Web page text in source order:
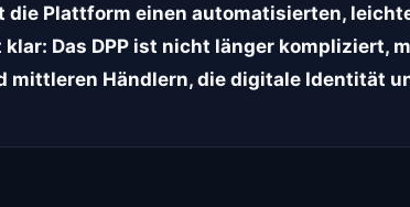
die Plattform einen automatisierten,
klar: Das DPP ist nicht länger kompliziert,
mittleren Händlern, die digitale Identität